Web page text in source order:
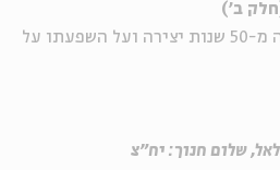
ב')
שלום חנוך: מבט על למעלה מ-50 שנות יצירה ועל השפעתו על
שלום חנוך: יח"צ